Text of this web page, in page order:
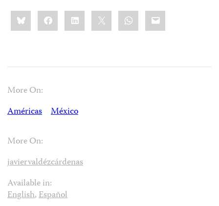
Share
this:BlueskyFacebookLinkedIn WhatsApp
Email
More On:
Américas
México
More On:
javiervaldézcárdenas
Available in:
English,Español